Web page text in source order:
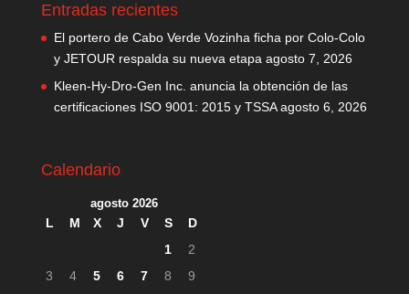
Entradas recientes
El portero de Cabo Verde Vozinha ficha por Colo-Colo
y JETOUR respalda su nueva etapa agosto 7, 2026
Kleen-Hy-Dro-Gen Inc. anuncia la obtención de las
certificaciones ISO 9001: 2015 y TSSA agosto 6, 2026
Calendario
agosto 2026
L M X J V S
D
1
2
3
4 5 6 7 8
9